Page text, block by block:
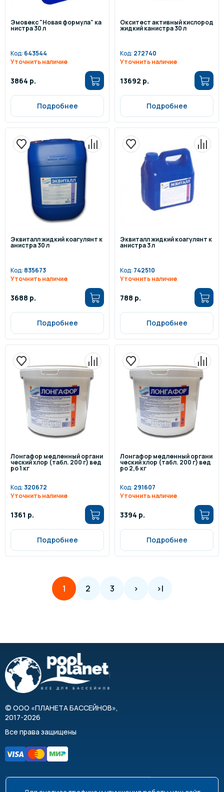
Эмовекс "Новая формула" ка
нистра 30 л
Код: 643544
Уточнить наличие
3864 р.
Подробнее
Окситест активный кислород
жидкий канистра 30 л
Код: 272740
Уточнить наличие
13692 р.
Подробнее
Эквиталл жидкий коагулянт к
анистра 30 л
Код: 835673
Уточнить наличие
3688 р.
Подробнее
Эквиталл жидкий коагулянт к
анистра 3 л
Код: 742510
Уточнить наличие
788 р.
Подробнее
Лонгафор медленный органи
ческий хлор (табл. 200 г) вед
ро 1 кг
Код: 320672
Уточнить наличие
1361 р.
Подробнее
Лонгафор медленный органи
ческий хлор (табл. 200 г) вед
ро 2,6 кг
Код: 291607
Уточнить наличие
3394 р.
Подробнее
1 2 3 > >|
© ООО «ПЛАНЕТА БАССЕЙНОВ»,
2017-2026
Все права защищены